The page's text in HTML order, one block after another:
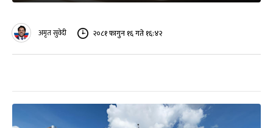
अमृत सुवेदी २०८१ फागुन १६ गते १६:४२